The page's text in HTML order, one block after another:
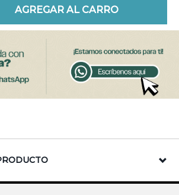
AGREGAR AL CARRO